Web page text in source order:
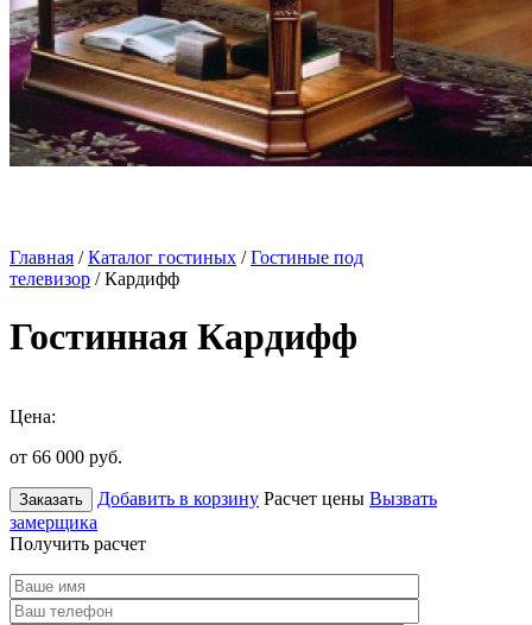
Главная /Каталог гостиных /Гостиные под
телевизор / Кардифф
Гостинная Кардифф
Цена:
от 66 000 руб.
Заказать Добавить в корзину Расчет цены Вызвать
замерщика
Получить расчет